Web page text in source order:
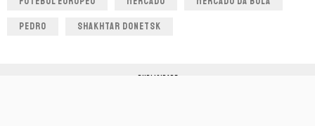
PEDRO SHAKHTAR DONETSK
PUBLICIDADE